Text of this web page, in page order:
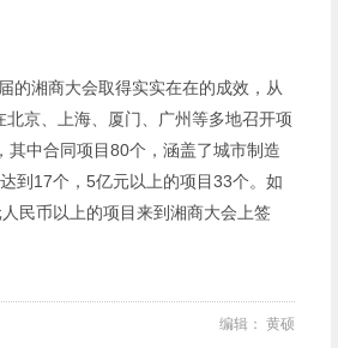
的湘商大会取得实实在在的成效，从
京、上海、厦门、广州等多地召开项
其中合同项目80个，涵盖了城市制造
到 17个， 5亿元以上的项目33个。如
民币以上的项目来到湘商大会上签
编辑： 黄硕